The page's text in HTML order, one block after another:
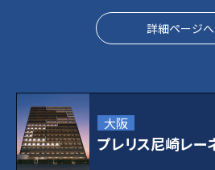
詳細ページへ
大阪
プレリス尼崎レー